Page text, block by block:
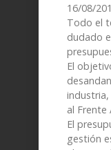
16/08/
Todo el
dudado
El
al Frente
El
gestión